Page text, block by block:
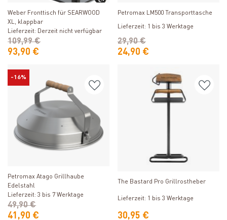
Weber Fronttisch für SEARWOOD
XL, klappbar
Lieferzeit: Derzeit nicht verfügbar
93,90 €
109,99 €
Petromax LM500 Transporttasche
Lieferzeit: 1 bis 3 Werktage
24,90 €
29,90 €
-16%
Petromax Atago Grillhaube
Edelstahl
Lieferzeit: 3 bis 7 Werktage
41,90 €
49,90 €
Produkt ansehen
The Bastard Pro Grillrostheber
Lieferzeit: 1 bis 3 Werktage
30,95 €